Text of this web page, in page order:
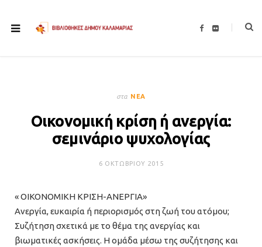
F
F
στα ΝΈΑ
Οικονομική κρίση ή ανεργία:
σεμινάριο ψυχολογίας
6 ΟΚΤΩΒΡΊΟΥ 2015
« ΟΙΚΟΝΟΜΙΚΗ ΚΡΙΣΗ-ΑΝΕΡΓΙΑ»
Ανεργία, ευκαιρία ή περιορισμός στη ζωή του ατόμου;
Συζήτηση σχετικά με το θέμα της ανεργίας και
βιωματικές ασκήσεις. Η ομάδα μέσω της συζήτησης και